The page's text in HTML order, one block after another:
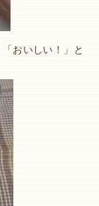
おいしい！」と